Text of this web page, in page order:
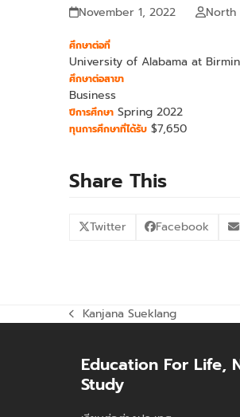
November 1, 2022 North
ศึกษาต่อที่
University of Alabama at
ศึกษาต่อสาขา
Business
ปีการศึกษา Spring 2022
ทุนการศึกษาที่ได้รับ $7,650
Share This
Twitter Facebook
previous
Kanjana Sueklang
Education For Life,
Study